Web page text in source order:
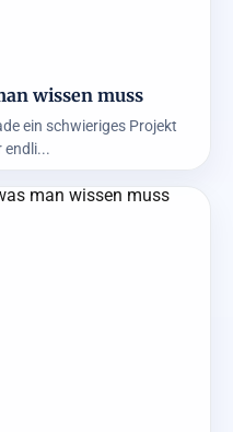
wissen muss
ein schwieriges Projekt
endli...